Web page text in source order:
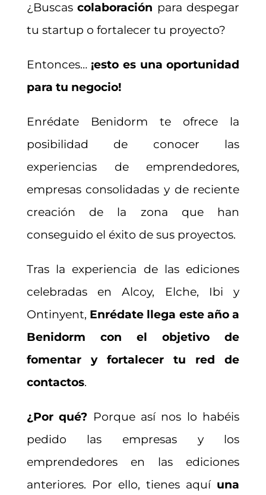
¿Buscascolaboración para despegar
tu startup o fortalecer tu proyecto?
Entonces… ¡esto es una oportunidad
para tu negocio!
Enrédate Benidorm te ofrece la
posibilidad de conocer las
experiencias de emprendedores,
empresas consolidadas y de reciente
creación de la zona que han
conseguido el éxito de sus proyectos.
Tras la experiencia de las ediciones
celebradas en Alcoy, Elche, Ibi y
Ontinyent, Enrédate llega este año a
Benidorm con el objetivo de
fomentar y fortalecer tu red de
contactos.
¿Por qué? Porque así nos lo habéis
pedido las empresas y los
emprendedores en las ediciones
anteriores. Por ello, tienes aquí una